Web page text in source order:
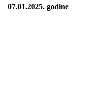
07.01.2025. godine